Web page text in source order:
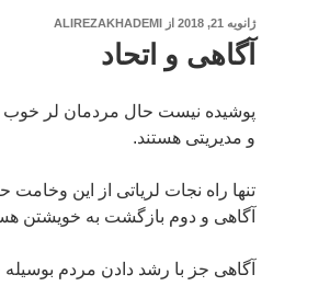
نوشته‌شده
در
ژانویه 21, 2018 از ALIREZAKHADEMI
آگاهی و اتحاد
پوشیده نیست حال مردمان لر
و مدیریتی هستند.
تنها راه نجات لریاتی از این
آگاهی و دوم بازگشت به خویشتن
آگاهی جز با رشد دادن مردم